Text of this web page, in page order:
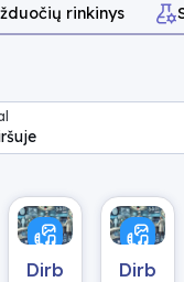
rinkinys
Dirbtinis